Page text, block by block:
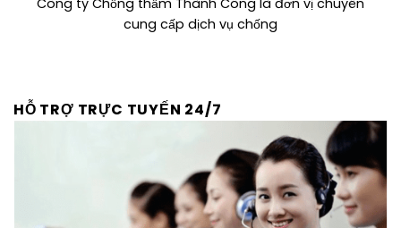
HỖ TRỢ TRỰC TUYẾN 24/7
cung cấp dịch vụ chống